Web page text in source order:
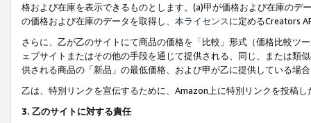
格および在庫を表示できるものとします。(a)甲が価格および在庫の
の価格および在庫のデータを取得し、 本ライセンスに定めるCreators
さらに、乙が乙のサイトにて商品の価格を「比較」形式（価格比較ツ
ェブサイトまたはその他の手段を通じて提供される、同じ、または類
供される商品の「新品」の最低価格、および甲が乙に提供している場
乙は、特別リンクを宣伝するために、Amazon上に特別リンクを投稿
3. 乙のサイトに対する責任